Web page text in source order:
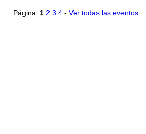
Página: 1 2 3 4 - Ver todas las eventos